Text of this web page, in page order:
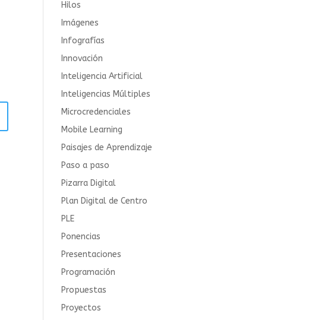
Hilos
Imágenes
Infografías
Innovación
Inteligencia Artificial
Inteligencias Múltiples
Microcredenciales
Mobile Learning
Paisajes de Aprendizaje
Paso a paso
Pizarra Digital
Plan Digital de Centro
PLE
Ponencias
Presentaciones
Programación
Propuestas
Proyectos